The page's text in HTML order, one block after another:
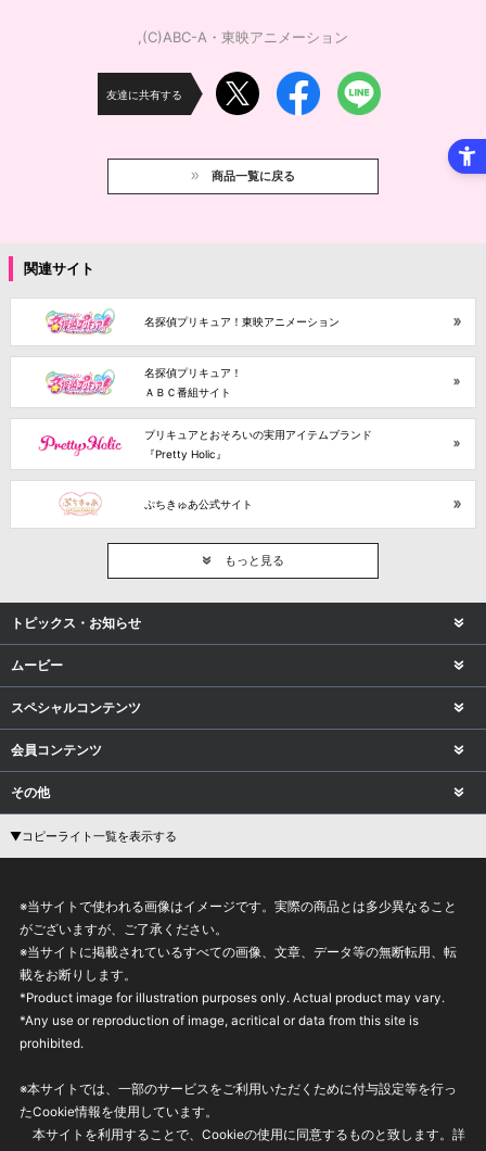
,(C)ABC-A・東映アニメーション
友達に共有する
商品一覧に戻る
関連サイト
名探偵プリキュア！東映アニメーション
名探偵プリキュア！
ＡＢＣ番組サイト
プリキュアとおそろいの実用アイテムブランド
『Pretty Holic』
ぷちきゅあ公式サイト
もっと見る
トピックス・お知らせ
ムービー
スペシャルコンテンツ
会員コンテンツ
その他
▼コピーライト一覧を表示する
※当サイトで使われる画像はイメージです。実際の商品とは多少異なること
がございますが、ご了承ください。
※当サイトに掲載されているすべての画像、文章、データ等の無断転用、転
載をお断りします。
*Product image for illustration purposes only. Actual product may vary.
*Any use or reproduction of image, acritical or data from this site is
prohibited.
※本サイトでは、一部のサービスをご利用いただくために付与設定等を行っ
たCookie情報を使用しています。
本サイトを利用することで、Cookieの使用に同意するものと致します。詳